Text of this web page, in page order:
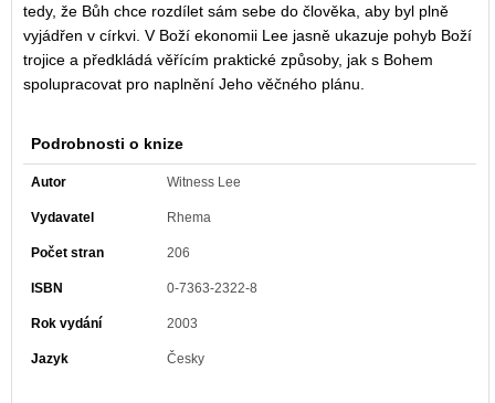
tedy, že Bůh chce rozdílet sám sebe do člověka, aby byl plně
vyjádřen v církvi. V Boží ekonomii Lee jasně ukazuje pohyb Boží
trojice a předkládá věřícím praktické způsoby, jak s Bohem
spolupracovat pro naplnění Jeho věčného plánu.
Podrobnosti o knize
Autor Witness Lee
Vydavatel Rhema
Počet stran 206
ISBN 0-7363-2322-8
Rok vydání 2003
Jazyk Česky